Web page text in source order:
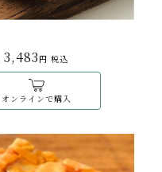
3,483 円 税込
オンラインで購入